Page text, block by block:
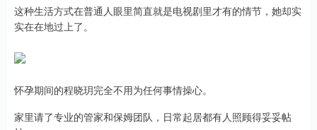
这种生活方式在普通人眼里简直就是电视剧里才有的情节，她却实
实在在地过上了。
怀孕期间的程晓玥完全不用为任何事情操心。
家里请了专业的管家和保姆团队，日常起居都有人照顾得妥妥帖